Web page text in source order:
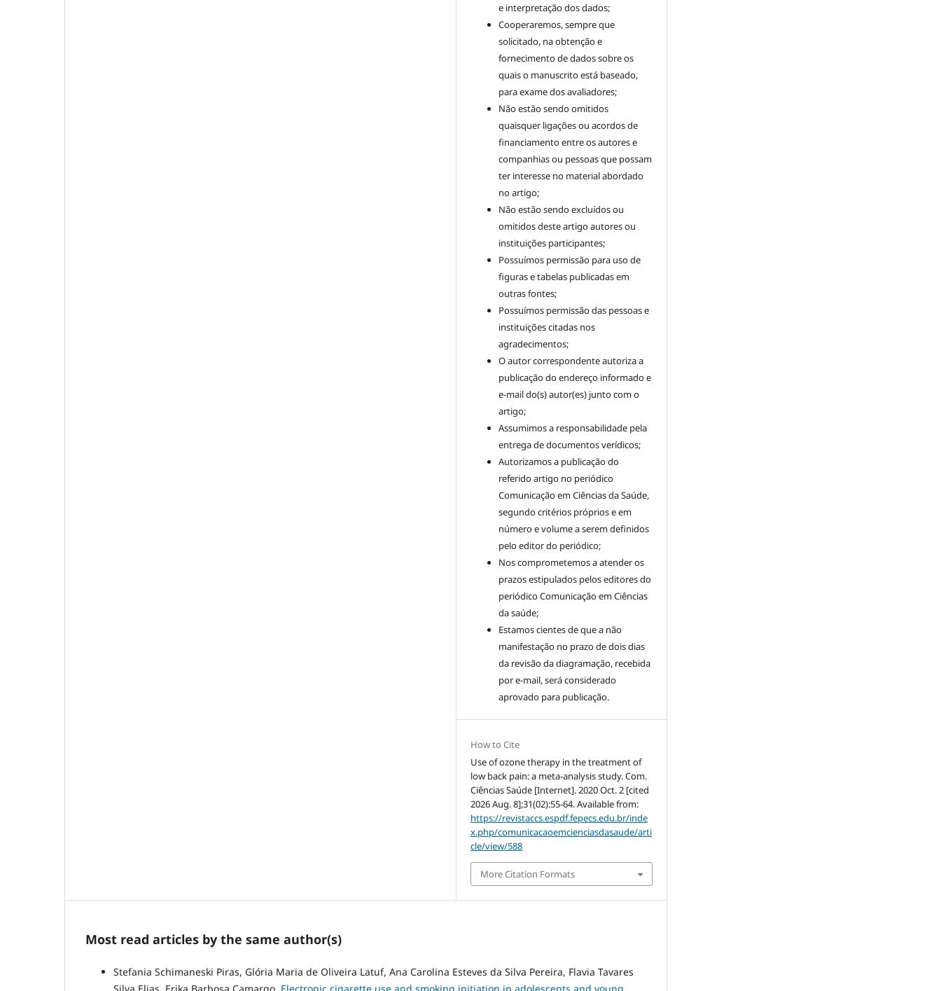
e interpretação dos dados;
Cooperaremos, sempre que
solicitado, na obtenção e
fornecimento de dados sobre os
quais o manuscrito está baseado,
para exame dos avaliadores;
Não estão sendo omitidos
quaisquer ligações ou acordos de
financiamento entre os autores e
companhias ou pessoas que possam
ter interesse no material abordado
no artigo;
Não estão sendo excluídos ou
omitidos deste artigo autores ou
instituições participantes;
Possuímos permissão para uso de
figuras e tabelas publicadas em
outras fontes;
Possuímos permissão das pessoas e
instituições citadas nos
agradecimentos;
O autor correspondente autoriza a
publicação do endereço informado e
e-mail do(s) autor(es) junto com o
artigo;
Assumimos a responsabilidade pela
entrega de documentos verídicos;
Autorizamos a publicação do
referido artigo no periódico
Comunicação em Ciências da Saúde,
segundo critérios próprios e em
número e volume a serem definidos
pelo editor do periódico;
Nos comprometemos a atender os
prazos estipulados pelos editores do
periódico Comunicação em Ciências
da saúde;
Estamos cientes de que a não
manifestação no prazo de dois dias
da revisão da diagramação, recebida
por e-mail, será considerado
aprovado para publicação.
How to Cite
Use of ozone therapy in the treatment of
low back pain: a meta-analysis study. Com.
Ciências Saúde [Internet]. 2020 Oct. 2 [cited
2026 Aug. 8];31(02):55-64. Available from:
https://revistaccs.espdf.fepecs.edu.br/inde
x.php/comunicacaoemcienciasdasaude/arti
cle/view/588
More Citation Formats
Most read articles by the same author(s)
Stefania Schimaneski Piras, Glória Maria de Oliveira Latuf, Ana Carolina Esteves da Silva Pereira, Flavia Tavares